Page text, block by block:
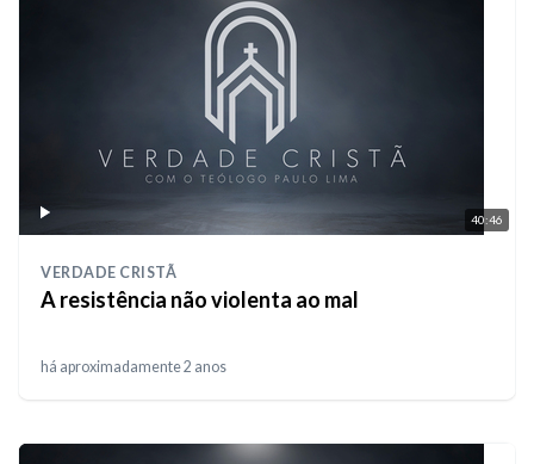
40:46
VERDADE CRISTÃ
A resistência não violenta ao mal
há aproximadamente 2 anos